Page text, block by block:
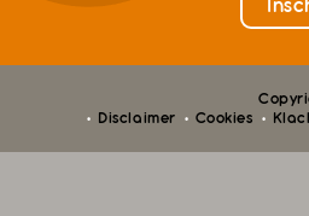
Disclaimer
Cookies